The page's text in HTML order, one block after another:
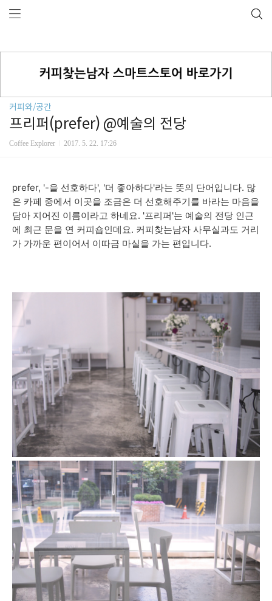
커피와/공간
프리퍼(prefer) @예술의 전당
Coffee Explorer 2017. 5. 22. 17:26
prefer, '-을 선호하다', '더 좋아하다'라는 뜻의 단어입니다. 많
은 카페 중에서 이곳을 조금은 더 선호해주기를 바라는 마음을
담아 지어진 이름이라고 하네요. '프리퍼'는 예술의 전당 인근
에 최근 문을 연 커피숍인데요. 커피찾는남자 사무실과도 거리
가 가까운 편이어서 이따금 마실을 가는 편입니다.